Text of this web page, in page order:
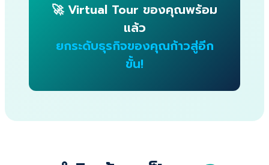
🚀 Virtual Tour ของคุณพร้อม
แล้ว
ยกระดับธุรกิจของคุณก้าวสู่อีก
ขั้น!